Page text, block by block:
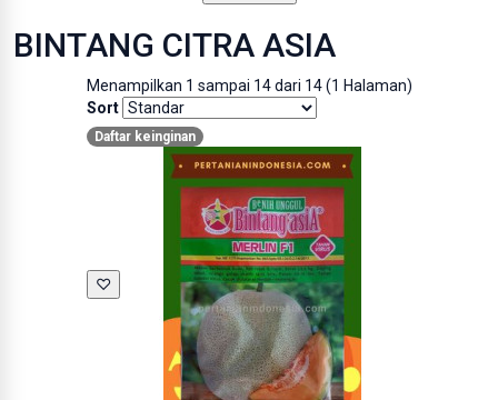
BINTANG CITRA ASIA
Menampilkan 1 sampai 14 dari 14 (1 Halaman)
Sort
Daftar keinginan
♡